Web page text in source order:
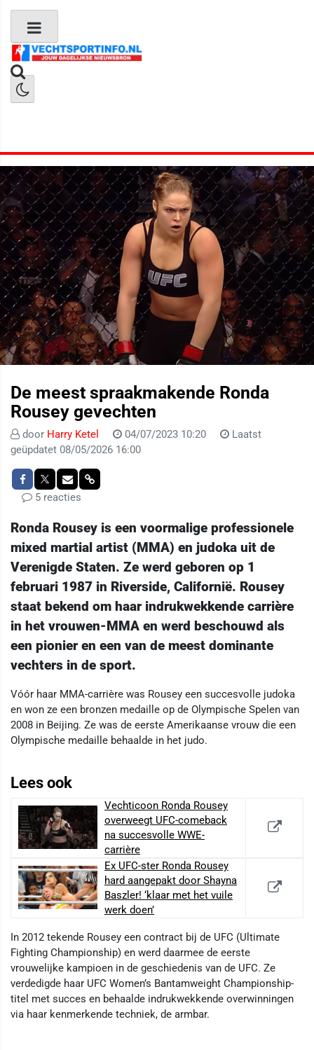
De meest spraakmakende Ronda
Rousey gevechten
door Harry Ketel 04/07/2023 10:20
Laatst
geüpdatet 08/05/2026 16:00
5 reacties
Ronda Rousey is een voormalige professionele
mixed martial artist (MMA) en judoka uit de
Verenigde Staten. Ze werd geboren op 1
februari 1987 in Riverside, Californië. Rousey
staat bekend om haar indrukwekkende carrière
in het vrouwen-MMA en werd beschouwd als
een pionier en een van de meest dominante
vechters in de sport.
Vóór haar MMA-carrière was Rousey een succesvolle judoka
en won ze een bronzen medaille op de Olympische Spelen van
2008 in Beijing. Ze was de eerste Amerikaanse vrouw die een
Olympische medaille behaalde in het judo.
Lees ook
Vechticoon Ronda Rousey
overweegt UFC-comeback
na succesvolle WWE-
carrière
Ex UFC-ster Ronda Rousey
hard aangepakt door Shayna
Baszler! ‘klaar met het vuile
werk doen’
In 2012 tekende Rousey een contract bij de UFC (Ultimate
Fighting Championship) en werd daarmee de eerste
vrouwelijke kampioen in de geschiedenis van de UFC. Ze
verdedigde haar UFC Women’s Bantamweight Championship-
titel met succes en behaalde indrukwekkende overwinningen
via haar kenmerkende techniek, de armbar.